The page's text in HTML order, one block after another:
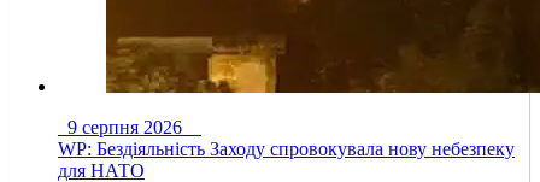
9 серпня 2026
WP: Бездіяльність Заходу спровокувала нову небезпеку
для НАТО